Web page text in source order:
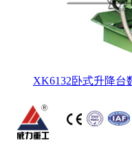
XK6132卧式升降台